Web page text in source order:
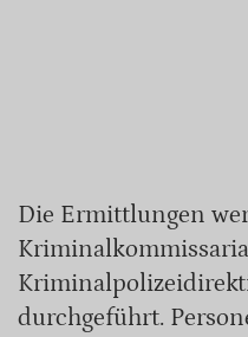
Die Ermittlungen
durchgeführt.